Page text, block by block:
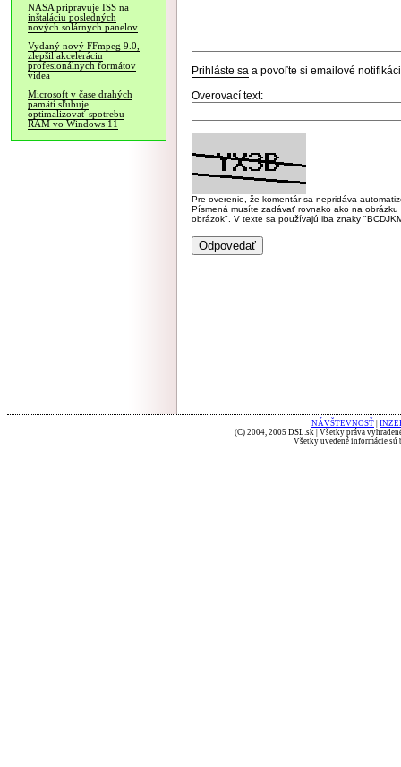
NASA pripravuje ISS na
inštaláciu posledných
nových solárnych panelov
Vydaný nový FFmpeg 9.0,
zlepšil akceleráciu
profesionálnych formátov
videa
Microsoft v čase drahých
pamätí sľubuje
optimalizovať spotrebu
RAM vo Windows 11
Prihláste sa a povoľte si emailové
Overovací text:
Pre overenie, že komentár sa nepridáva
Písmená musíte zadávať rovnako ako na
obrázok". V texte sa používajú iba znaky
NÁVŠTEVNOSŤ
(C) 2004, 2005 DSL.sk | Všetky práva
Všetky uvedené informácie sú